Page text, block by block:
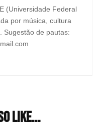
(Universidade Federal
por música, cultura
Sugestão de pautas:
like...